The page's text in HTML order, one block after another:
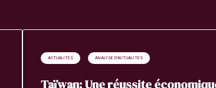
ACTUALITÉS ANALYSE D'ACTUALITÉS
Taïwan: Une réussite